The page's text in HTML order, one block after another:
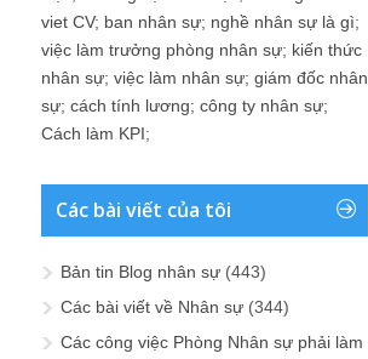
viet CV; ban nhân sự; nghề nhân sự là gì;
việc làm trưởng phòng nhân sự; kiến thức
nhân sự; việc làm nhân sự; giám đốc nhân
sự; cách tính lương; công ty nhân sự;
Cách làm KPI;
Các bài viết của tôi
Bản tin Blog nhân sự (443)
Các bài viết về Nhân sự (344)
Các công việc Phòng Nhân sự phải làm